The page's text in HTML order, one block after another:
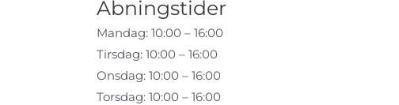
Åbningstider
Mandag: 10:00 – 16:00
Tirsdag: 10:00 – 16:00
Onsdag: 10:00 – 16:00
Torsdag: 10:00 – 16:00